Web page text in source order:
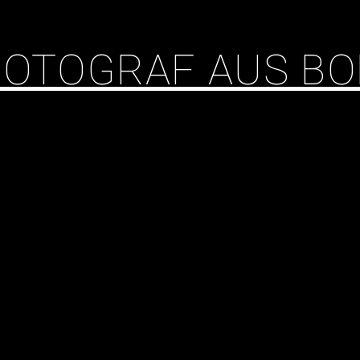
AUS